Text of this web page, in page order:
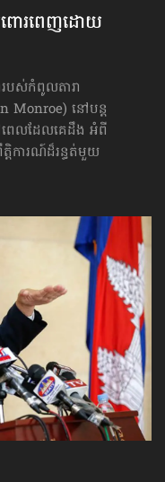
ោរពេញ​ដោយ
បស់កំពូលតារា
Monroe) នៅបន្ត
ពេលដែលគេដឹង អំពី
តិការណ៍​ដ៏រន្ធត់មួយ